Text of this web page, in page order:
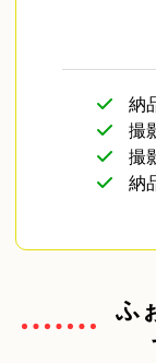
納
撮
撮
納
ふ